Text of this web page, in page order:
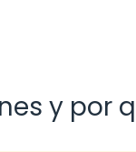
y por